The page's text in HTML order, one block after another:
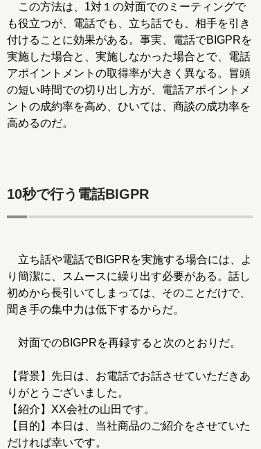
この方法は、1対１の対面でのミーティングで
も役立つが、電話でも、立ち話でも、相手を引き
付けることに効果がある。事実、電話でBIGPRを
実施した場合と、実施しなかった場合とで、電話
アポイントメントの取得率が大きく異なる。冒頭
の短い時間での切り出し方が、電話アポイントメ
ントの成約率を高め、ひいては、商談の成功率を
高めるのだ。
10秒で行う電話BIGPR
立ち話や電話でBIGPRを実施する場合には、よ
り簡潔に、スムースに繰り出す必要がある。話し
初めから長引いてしまっては、そのことだけで、
聞き手の集中力は低下するからだ。
対面でのBIGPRを再録すると次のとおりだ。
【背景】先日は、お電話でお話させていただきあ
りがとうございました。
【紹介】XX会社の山田です。
【目的】本日は、当社商品のご紹介をさせていた
だければ幸いです。